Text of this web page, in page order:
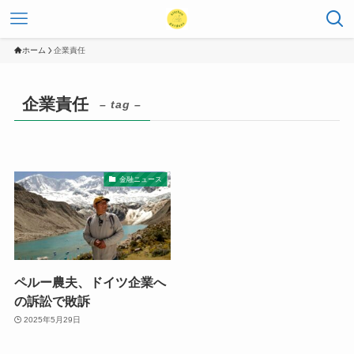
ホーム 企業責任
企業責任 – tag –
金融ニュース
ペルー農夫、ドイツ企業へ
の訴訟で敗訴
2025年5月29日